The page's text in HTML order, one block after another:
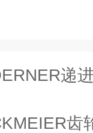
递进式分配器VPB-
轮泵R45 100系列 对